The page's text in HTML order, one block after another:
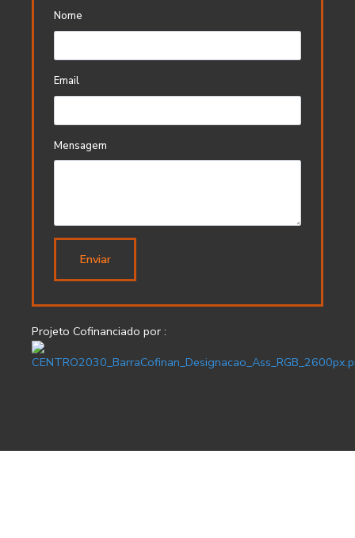
Nome
Email
Mensagem
Enviar
Projeto Cofinanciado por :